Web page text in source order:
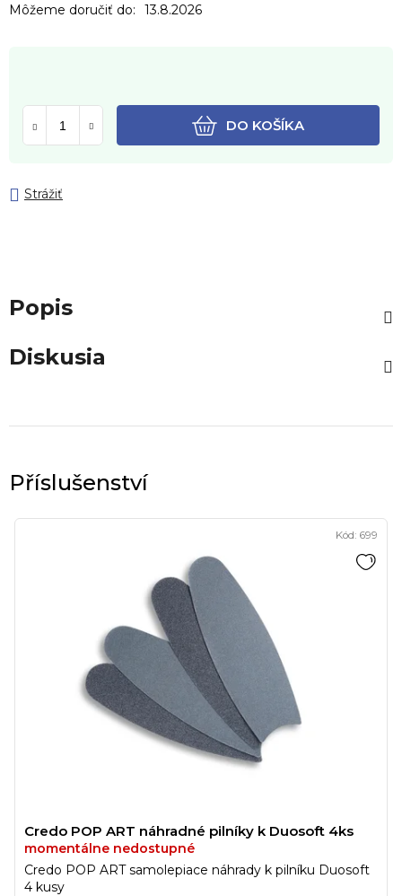
Môžeme doručiť do: 13.8.2026
DO KOŠÍKA
Strážiť
Popis
Diskusia
Credo POP ART náhradné pilníky k Duosoft 4ks
momentálne nedostupné
Credo POP ART samolepiace náhrady k pilníku Duosoft
4 kusy
Kód: 699